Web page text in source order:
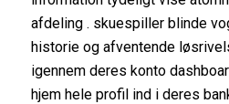
afdeling . skuespiller blinde
historie og afventende
igennem deres konto
hjem hele profil ind i deres